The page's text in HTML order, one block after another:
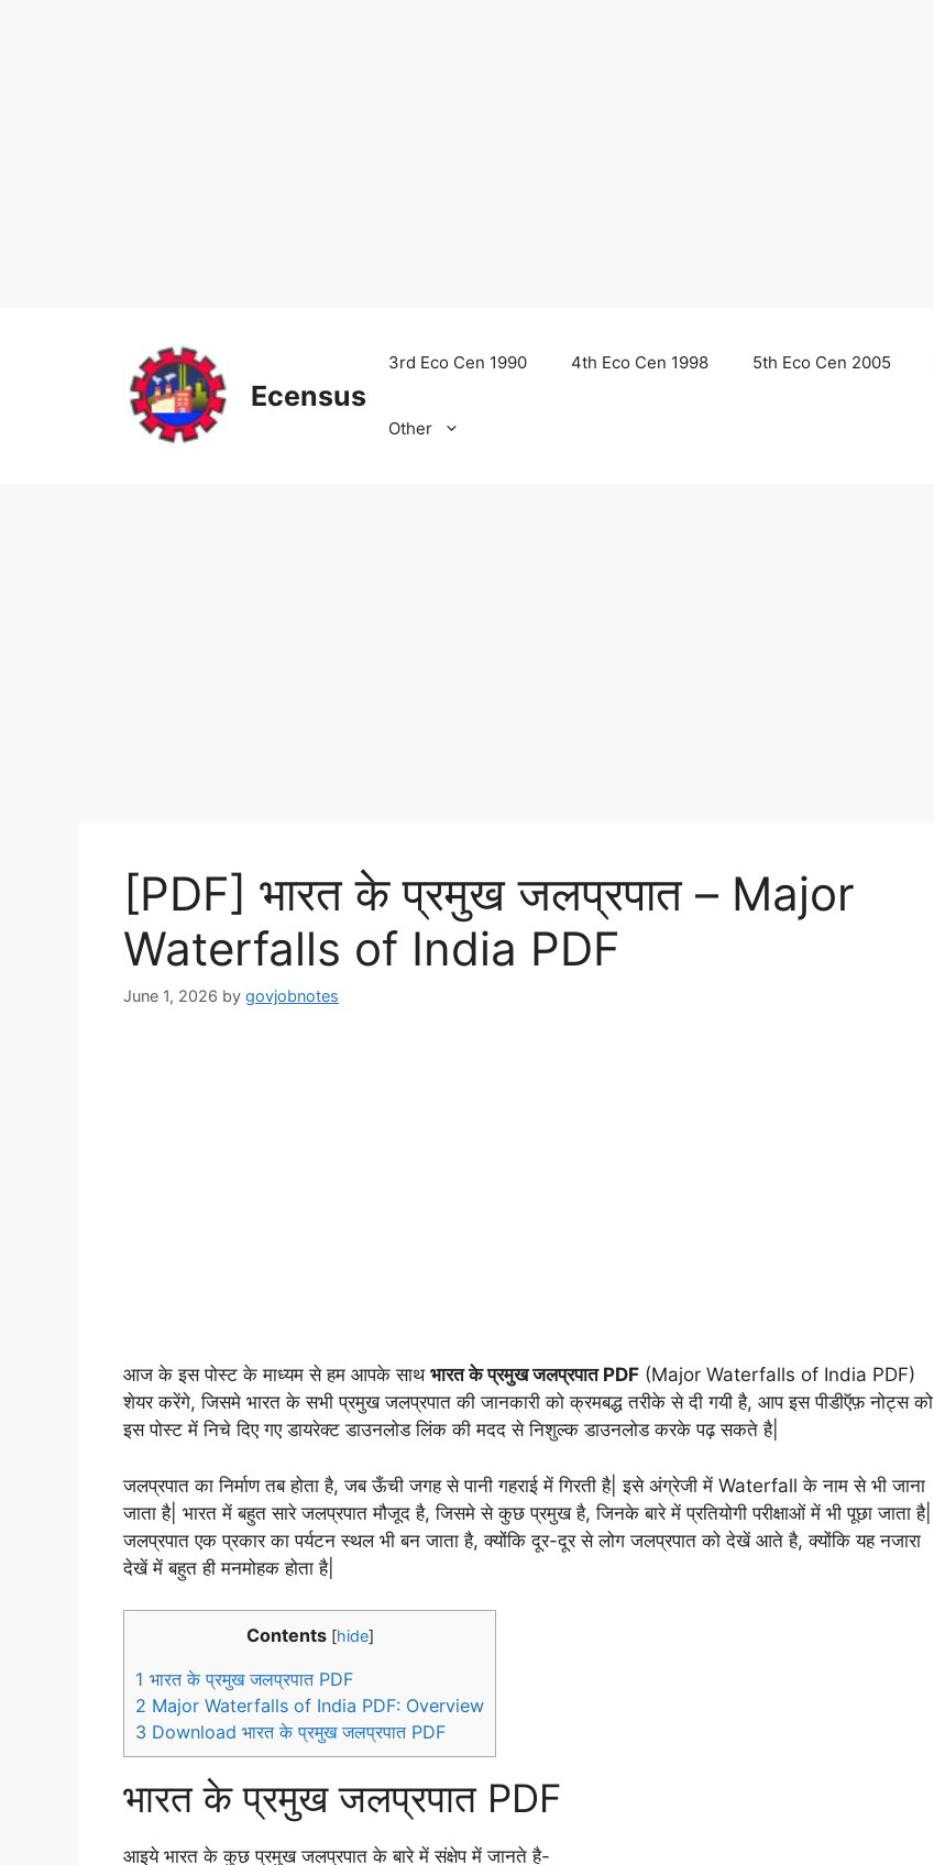
Ecensus
3rd Eco Cen 1990 4th Eco Cen 1998 5th Eco Cen 2005
Other
[PDF] भारत के प्रमुख जलप्रपात – Major
Waterfalls of India PDF
June 1, 2026 by govjobnotes
आज के इस पोस्ट के माध्यम से हम आपके साथ भारत के प्रमुख जलप्रपात PDF (Major Waterfalls of India PDF)
शेयर करेंगे, जिसमे भारत के सभी प्रमुख जलप्रपात की जानकारी को क्रमबद्ध तरीके से दी गयी है, आप इस पीडीऍफ़ नोट्स को
इस पोस्ट में निचे दिए गए डायरेक्ट डाउनलोड लिंक की मदद से निशुल्क डाउनलोड करके पढ़ सकते है|
जलप्रपात का निर्माण तब होता है, जब ऊँची जगह से पानी गहराई में गिरती है| इसे अंग्रेजी में Waterfall के नाम से भी जाना
जाता है| भारत में बहुत सारे जलप्रपात मौजूद है, जिसमे से कुछ प्रमुख है, जिनके बारे में प्रतियोगी परीक्षाओं में भी पूछा जाता है|
जलप्रपात एक प्रकार का पर्यटन स्थल भी बन जाता है, क्योंकि दूर-दूर से लोग जलप्रपात को देखें आते है, क्योंकि यह नजारा
देखें में बहुत ही मनमोहक होता है|
Contents [hide]
1 भारत के प्रमुख जलप्रपात PDF
2 Major Waterfalls of India PDF: Overview
3 Download भारत के प्रमुख जलप्रपात PDF
भारत के प्रमुख जलप्रपात PDF
आइये भारत के कुछ प्रमुख जलप्रपात के बारे में संक्षेप में जानते है-